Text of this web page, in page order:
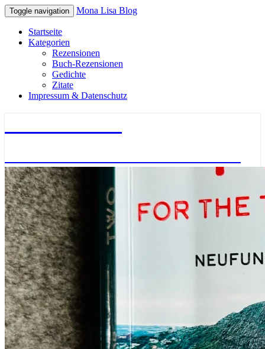
Toggle navigation Mona Lisa Blog
Startseite
Kategorien
Rezensionen
Buch-Rezensionen
Gedichte
Zitate
Impressum & Datenschutz